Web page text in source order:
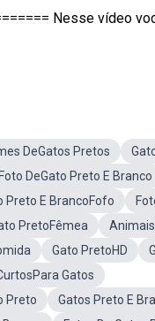
Nesse vídeo
DeGatos Pretos
Foto DeGato Preto E Branco
Preto E BrancoFofo
PretoFêmea
Gato PretoHD
Gatos
Preto
Gatos Preto E